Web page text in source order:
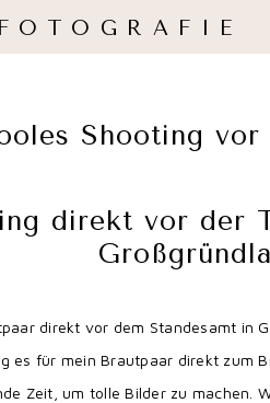
Shooting vor
direkt vor der
direkt vor dem Standesamt in
es für mein Brautpaar direkt zum
Zeit, um tolle Bilder zu machen.